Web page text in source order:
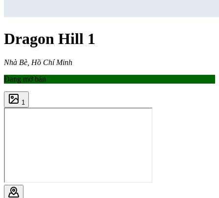
Dragon Hill 1
Nhà Bè, Hồ Chí Minh
Đang mở bán
1